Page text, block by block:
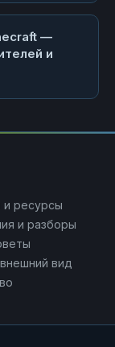
—
и
ресурсы
и разборы
вид